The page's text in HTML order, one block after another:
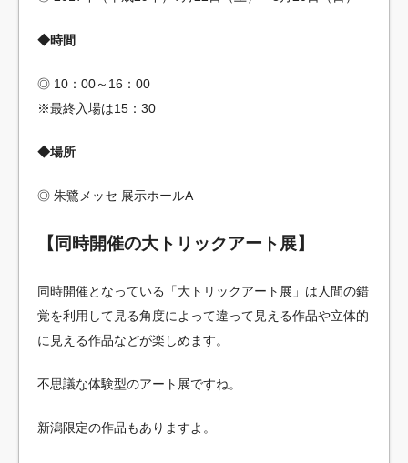
◆時間
◎ 10：00～16：00
※最終入場は15：30
◆場所
◎ 朱鷺メッセ 展示ホールA
【同時開催の大トリックアート展】
同時開催となっている「大トリックアート展」は人間の錯
覚を利用して見る角度によって違って見える作品や立体的
に見える作品などが楽しめます。
不思議な体験型のアート展ですね。
新潟限定の作品もありますよ。